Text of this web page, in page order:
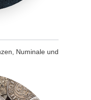
Numinale und